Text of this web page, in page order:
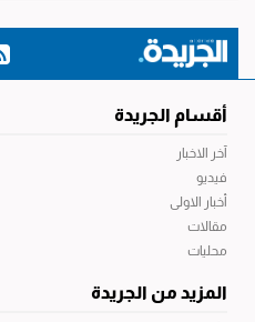
أقسام الجريدة
آخر الاخبار
فيديو
أخبار الاولى
مقالات
محليات
المزيد من الجريدة